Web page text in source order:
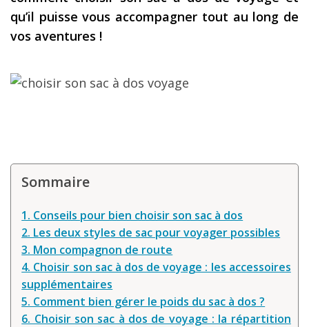
Réserver un vol !
Assurance voyage !
qu’il puisse vous accompagner tout au long de
vos aventures !
Sommaire
1. Conseils pour bien choisir son sac à dos
2. Les deux styles de sac pour voyager possibles
3. Mon compagnon de route
4. Choisir son sac à dos de voyage : les accessoires
supplémentaires
5. Comment bien gérer le poids du sac à dos ?
6. Choisir son sac à dos de voyage : la répartition